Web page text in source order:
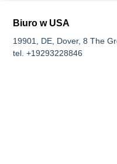
Biuro w USA
19901, DE, Dover, 8 The
tel. +19293228846